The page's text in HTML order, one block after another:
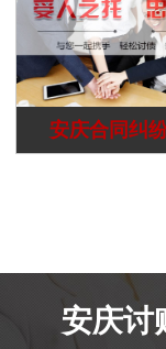
安庆合同纠
安庆讨